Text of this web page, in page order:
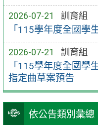
2026-07-21 訓育組
「115學年度全國學
2026-07-21 訓育組
「115學年度全國學
指定曲草案預告
依公告類別彙總